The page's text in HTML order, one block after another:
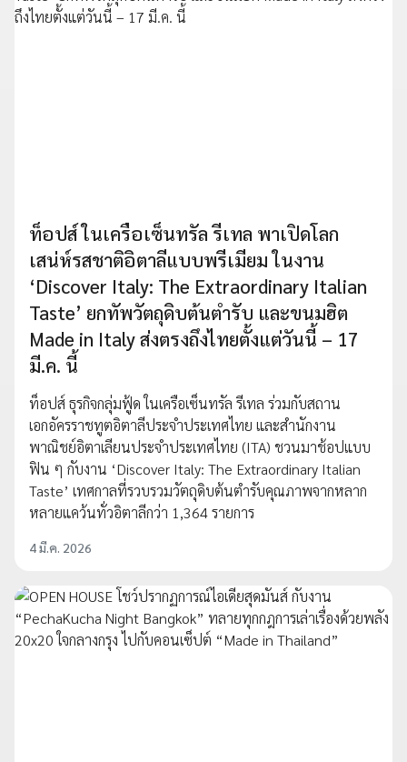
ท็อปส์ ในเครือเซ็นทรัล รีเทล พาเปิดโลก
เสน่ห์รสชาติอิตาลีแบบพรีเมียม ในงาน
‘Discover Italy: The Extraordinary Italian
Taste’ ยกทัพวัตถุดิบต้นตำรับ และขนมฮิต
Made in Italy ส่งตรงถึงไทยตั้งแต่วันนี้ – 17
มี.ค. นี้
ท็อปส์ ธุรกิจกลุ่มฟู้ด ในเครือเซ็นทรัล รีเทล ร่วมกับสถาน
เอกอัครราชทูตอิตาลีประจำประเทศไทย และสำนักงาน
พาณิชย์อิตาเลียนประจำประเทศไทย (ITA) ชวนมาช้อปแบบ
ฟิน ๆ กับงาน ‘Discover Italy: The Extraordinary Italian
Taste’ เทศกาลที่รวบรวมวัตถุดิบต้นตำรับคุณภาพจากหลาก
หลายแคว้นทั่วอิตาลีกว่า 1,364 รายการ
4 มี.ค. 2026